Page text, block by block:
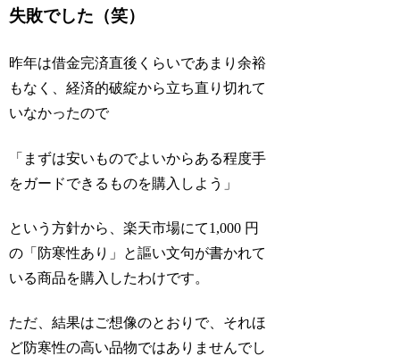
失敗でした（笑）
昨年は借金完済直後くらいであまり余裕
もなく、経済的破綻から立ち直り切れて
いなかったので
「まずは安いものでよいからある程度手
をガードできるものを購入しよう」
という方針から、楽天市場にて1,000 円
の「防寒性あり」と謳い文句が書かれて
いる商品を購入したわけです。
ただ、結果はご想像のとおりで、それほ
ど防寒性の高い品物ではありませんでし